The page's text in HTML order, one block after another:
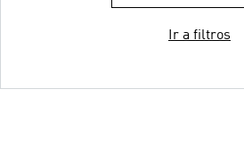
Ir a filtros